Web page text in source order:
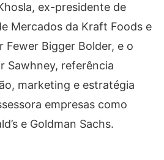
ex-presidente de
Mercados da Kraft Foods e
Fewer Bigger Bolder, e o
Sawhney, referência
marketing e estratégia
empresas como
e Goldman Sachs.